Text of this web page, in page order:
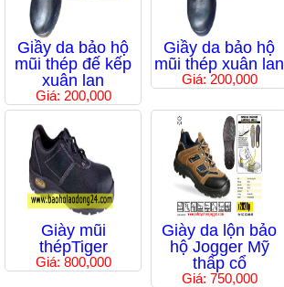
Giầy da bảo hộ
mũi thép đế kếp
xuân lan
Giá: 200,000
Giầy da bảo hộ
mũi thép xuân lan
Giá: 200,000
Giày mũi
thépTiger
Giá: 800,000
Giày da lộn bảo
hộ Jogger Mỹ
thấp cổ
Giá: 750,000